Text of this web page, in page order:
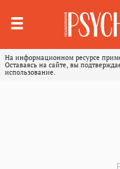
На информационном ресурсе
Оставаясь на сайте, вы
использование.